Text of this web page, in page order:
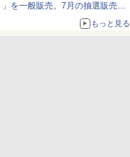
を一般販売。7月の抽選販売の
もっと見る